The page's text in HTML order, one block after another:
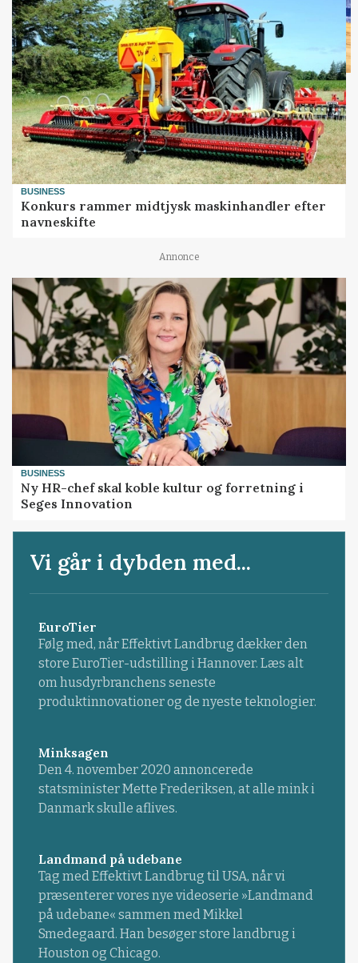
BUSINESS
Konkurs rammer midtjysk maskinhandler efter
navneskifte
Annonce
BUSINESS
Ny HR-chef skal koble kultur og forretning i
Seges Innovation
Vi går i dybden med...
EuroTier
Følg med, når Effektivt Landbrug dækker den
store EuroTier-udstilling i Hannover. Læs alt
om husdyrbranchens seneste
produktinnovationer og de nyeste teknologier.
Minksagen
Den 4. november 2020 annoncerede
statsminister Mette Frederiksen, at alle mink i
Danmark skulle aflives.
Landmand på udebane
Tag med Effektivt Landbrug til USA, når vi
præsenterer vores nye videoserie »Landmand
på udebane« sammen med Mikkel
Smedegaard. Han besøger store landbrug i
Houston og Chicago.